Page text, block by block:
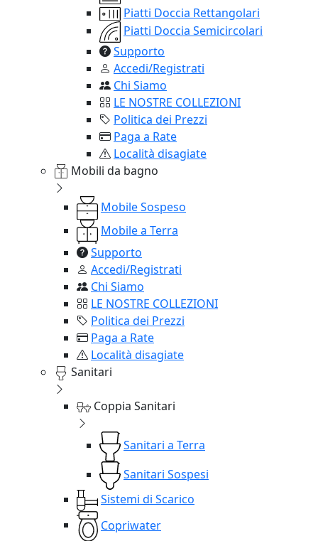
Piatti Doccia Rettangolari
Piatti Doccia Semicircolari
Supporto
Accedi/Registrati
Chi Siamo
LE NOSTRE COLLEZIONI
Politica dei Prezzi
Paga a Rate
Località disagiate
Mobili da bagno
Mobile Sospeso
Mobile a Terra
Supporto
Accedi/Registrati
Chi Siamo
LE NOSTRE COLLEZIONI
Politica dei Prezzi
Paga a Rate
Località disagiate
Sanitari
Coppia Sanitari
Sanitari a Terra
Sanitari Sospesi
Sistemi di Scarico
Copriwater